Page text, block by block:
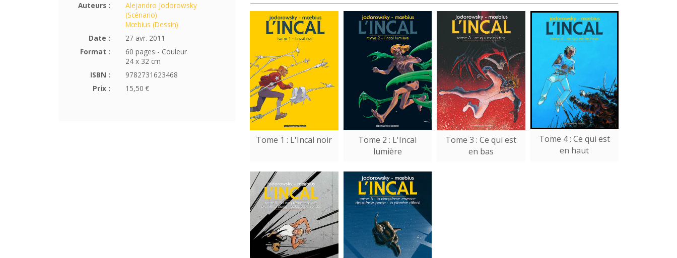
Auteurs :
Alejandro Jodorowsky
(Scénario)
Mœbius (Dessin)
Date :
27 avr. 2011
Format :
60 pages - Couleur
24 x 32 cm
ISBN :
9782731623468
Prix :
15,50 €
Tome 1 : L'Incal noir
Tome 2 : L'Incal
lumière
Tome 3 : Ce qui est
en bas
Tome 4 : Ce qui est
en haut